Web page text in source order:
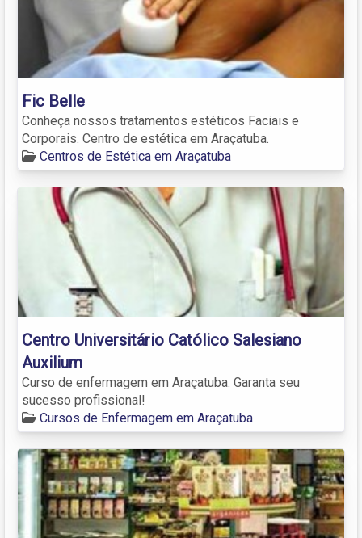
Fic Belle
Conheça nossos tratamentos estéticos Faciais e
Corporais. Centro de estética em Araçatuba.
Centros de Estética em Araçatuba
Centro Universitário Católico Salesiano
Auxilium
Curso de enfermagem em Araçatuba. Garanta seu
sucesso profissional!
Cursos de Enfermagem em Araçatuba